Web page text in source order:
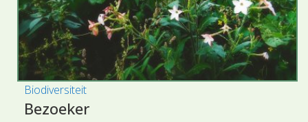
Biodiversiteit
Bezoeker